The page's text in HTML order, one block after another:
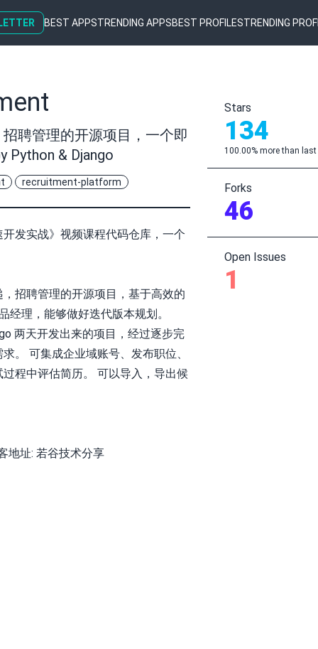
BEST APPSTRENDING APPSBEST PROFILESTRENDING
聘管理的开源项目，一个即
Python & Django
recruitment-platform
发实战》视频课程代码仓库，一个
招聘管理的开源项目，基于高效的
经理，能够做好迭代版本规划。
两天开发出来的项目，经过逐步完
。 可集成企业域账号、发布职位、
程中评估简历。 可以导入，导出候
地址: 若谷技术分享
Stars
134
100.00% more than
Forks
46
Open Issues
1